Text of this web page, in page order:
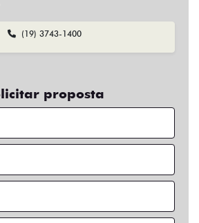
Escreva aqui.
Não
parte do pagamento?